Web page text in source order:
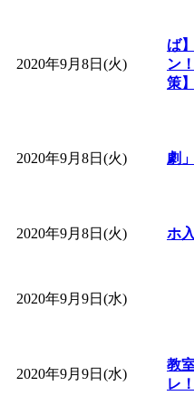
まだ
レクリ
ットせ
「皆鶴
～」 受
子育
間：
「赤ち
2020年9月8日(火)
ば
ン
策
2020年9月8日(火)
劇」
2020年9月8日(火)
ホ
2020年9月9日(水)
2020年9月9日(水)
教
レ